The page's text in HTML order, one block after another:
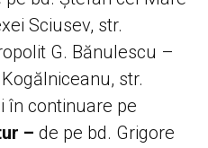
Sciusev, str.
G. Bănulescu –
str.
în continuare pe
– de pe bd. Grigore